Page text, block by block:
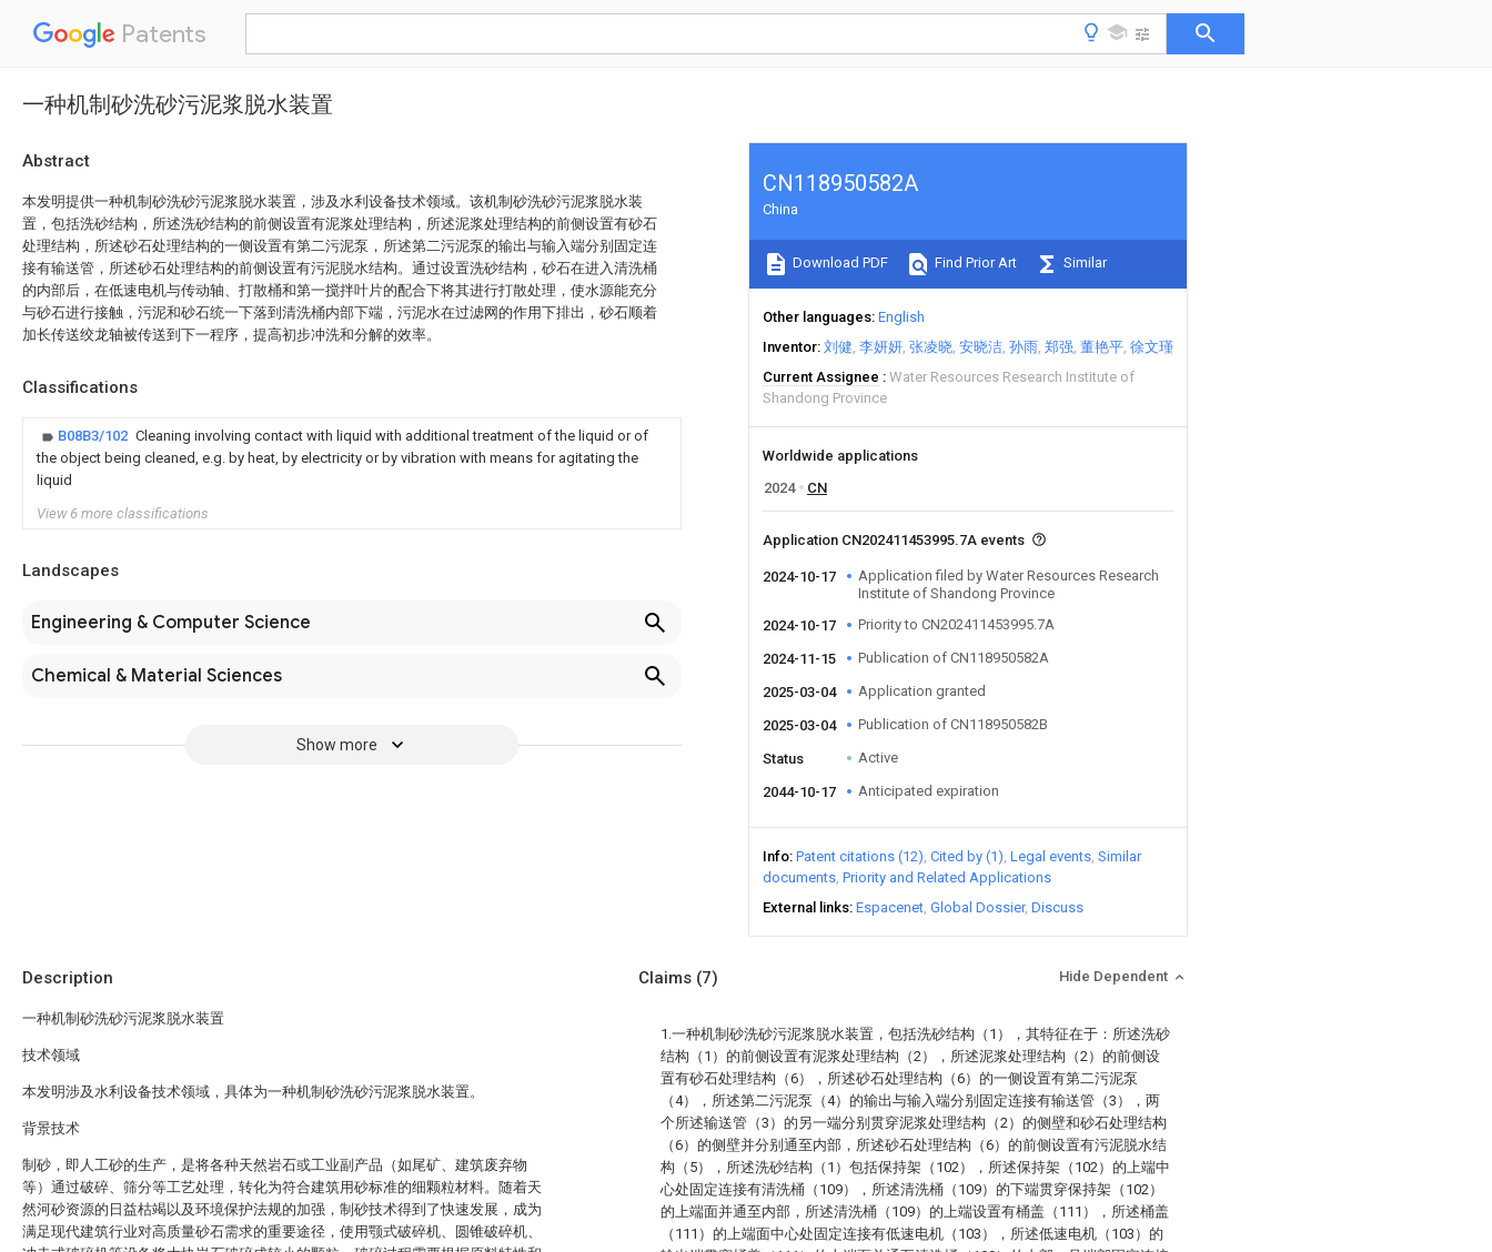
Patents
一种机制砂洗砂污泥浆脱水装置
Abstract
本发明提供一种机制砂洗砂污泥浆脱水装置，涉及水利设备技术领域。该机制砂洗砂污泥浆脱水装
置，包括洗砂结构，所述洗砂结构的前侧设置有泥浆处理结构，所述泥浆处理结构的前侧设置有砂石
处理结构，所述砂石处理结构的一侧设置有第二污泥泵，所述第二污泥泵的输出与输入端分别固定连
接有输送管，所述砂石处理结构的前侧设置有污泥脱水结构。通过设置洗砂结构，砂石在进入清洗桶
的内部后，在低速电机与传动轴、打散桶和第一搅拌叶片的配合下将其进行打散处理，使水源能充分
与砂石进行接触，污泥和砂石统一下落到清洗桶内部下端，污泥水在过滤网的作用下排出，砂石顺着
加长传送绞龙轴被传送到下一程序，提高初步冲洗和分解的效率。
Classifications
B08B3/102 Cleaning involving contact with liquid with additional treatment of the liquid or of
the object being cleaned, e.g. by heat, by electricity or by vibration with means for agitating the
liquid
View 6 more classifications
Landscapes
Engineering & Computer Science
Chemical & Material Sciences
Show more
CN118950582A
China
Download PDF Find Prior Art Similar
Other languages English
Inventor 刘健 李妍妍 张凌晓 安晓洁 孙雨 郑强 董艳平 徐文瑾
Current Assignee
Water Resources Research Institute of
Shandong Province
Worldwide applications
2024
CN
Application CN202411453995.7A events
2024-10-17
Application filed by Water Resources Research
Institute of Shandong Province
2024-10-17
Priority to CN202411453995.7A
2024-11-15 Publication of CN118950582A
2025-03-04 Application granted
2025-03-04 Publication of CN118950582B
Status Active
2044-10-17 Anticipated expiration
Info Patent citations (12) Cited by (1) Legal events Similar
documents Priority and Related Applications
External links Espacenet Global Dossier Discuss
Description
一种机制砂洗砂污泥浆脱水装置
技术领域
本发明涉及水利设备技术领域，具体为一种机制砂洗砂污泥浆脱水装置。
背景技术
制砂，即人工砂的生产，是将各种天然岩石或工业副产品（如尾矿、建筑废弃物
等）通过破碎、筛分等工艺处理，转化为符合建筑用砂标准的细颗粒材料。随着天
然河砂资源的日益枯竭以及环境保护法规的加强，制砂技术得到了快速发展，成为
满足现代建筑行业对高质量砂石需求的重要途径，使用颚式破碎机、圆锥破碎机、
Claims (7) Hide Dependent
1.一种机制砂洗砂污泥浆脱水装置，包括洗砂结构（1），其特征在于：所述洗砂
结构（1）的前侧设置有泥浆处理结构（2），所述泥浆处理结构（2）的前侧设
置有砂石处理结构（6），所述砂石处理结构（6）的一侧设置有第二污泥泵
（4），所述第二污泥泵（4）的输出与输入端分别固定连接有输送管（3），两
个所述输送管（3）的另一端分别贯穿泥浆处理结构（2）的侧壁和砂石处理结构
（6）的侧壁并分别通至内部，所述砂石处理结构（6）的前侧设置有污泥脱水结
构（5），所述洗砂结构（1）包括保持架（102），所述保持架（102）的上端中
心处固定连接有清洗桶（109），所述清洗桶（109）的下端贯穿保持架（102）
的上端面并通至内部，所述清洗桶（109）的上端设置有桶盖（111），所述桶盖
（111）的上端面中心处固定连接有低速电机（103），所述低速电机（103）的